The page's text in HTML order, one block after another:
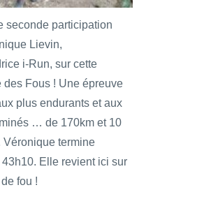
seconde participation
Lievin,
i-Run, sur cette
des Fous ! Une épreuve
plus endurants et aux
… de 170km et 10
Véronique termine
Elle revient ici sur
fou !